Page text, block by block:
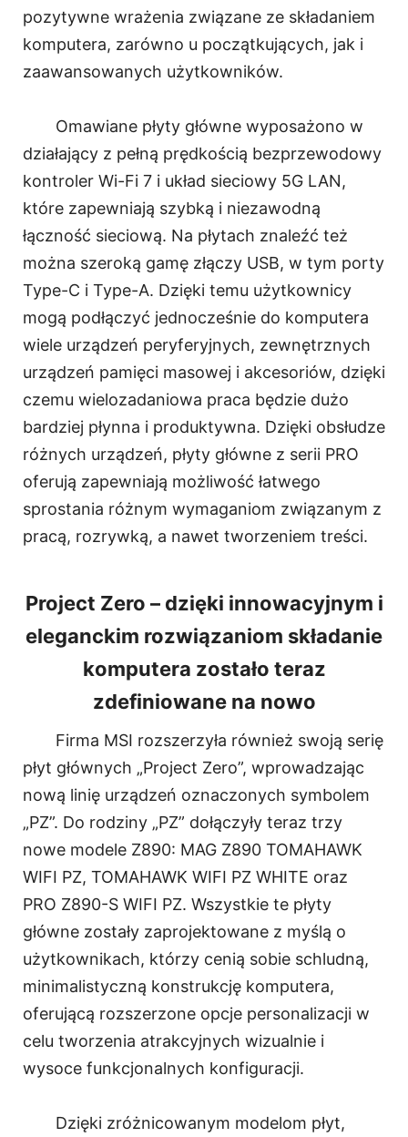
pozytywne wrażenia związane ze składaniem
komputera, zarówno u początkujących, jak i
zaawansowanych użytkowników.
Omawiane płyty główne wyposażono w
działający z pełną prędkością bezprzewodowy
kontroler Wi-Fi 7 i układ sieciowy 5G LAN,
które zapewniają szybką i niezawodną
łączność sieciową. Na płytach znaleźć też
można szeroką gamę złączy USB, w tym porty
Type-C i Type-A. Dzięki temu użytkownicy
mogą podłączyć jednocześnie do komputera
wiele urządzeń peryferyjnych, zewnętrznych
urządzeń pamięci masowej i akcesoriów, dzięki
czemu wielozadaniowa praca będzie dużo
bardziej płynna i produktywna. Dzięki obsłudze
różnych urządzeń, płyty główne z serii PRO
oferują zapewniają możliwość łatwego
sprostania różnym wymaganiom związanym z
pracą, rozrywką, a nawet tworzeniem treści.
Project Zero – dzięki innowacyjnym i
eleganckim rozwiązaniom składanie
komputera zostało teraz
zdefiniowane na nowo
Firma MSI rozszerzyła również swoją serię
płyt głównych „Project Zero”, wprowadzając
nową linię urządzeń oznaczonych symbolem
„PZ”. Do rodziny „PZ” dołączyły teraz trzy
nowe modele Z890: MAG Z890 TOMAHAWK
WIFI PZ, TOMAHAWK WIFI PZ WHITE oraz
PRO Z890-S WIFI PZ. Wszystkie te płyty
główne zostały zaprojektowane z myślą o
użytkownikach, którzy cenią sobie schludną,
minimalistyczną konstrukcję komputera,
oferującą rozszerzone opcje personalizacji w
celu tworzenia atrakcyjnych wizualnie i
wysoce funkcjonalnych konfiguracji.
Dzięki zróżnicowanym modelom płyt,